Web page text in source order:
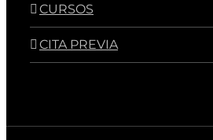
CURSOS
CITA PREVIA